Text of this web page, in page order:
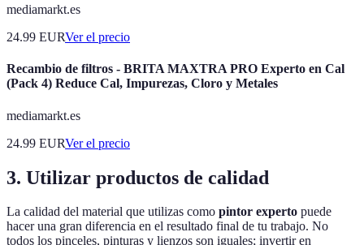
mediamarkt.es
24.99 EURVer el precio
Recambio de filtros - BRITA MAXTRA PRO Experto en Cal
(Pack 4) Reduce Cal, Impurezas, Cloro y Metales
mediamarkt.es
24.99 EURVer el precio
3. Utilizar productos de calidad
La calidad del material que utilizas como pintor experto puede
hacer una gran diferencia en el resultado final de tu trabajo. No
todos los pinceles, pinturas y lienzos son iguales; invertir en